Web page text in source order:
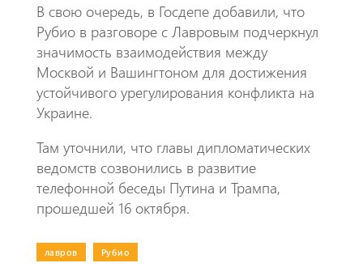
В свою очередь, в Госдепе добавили, что
Рубио в разговоре с Лавровым подчеркнул
значимость взаимодействия между
Москвой и Вашингтоном для достижения
устойчивого урегулирования конфликта на
Украине.
Там уточнили, что главы дипломатических
ведомств созвонились в развитие
телефонной беседы Путина и Трампа,
прошедшей 16 октября.
лавров Рубио